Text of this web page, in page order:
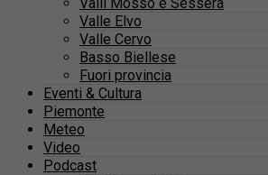
Valle Elvo
Valle Cervo
Basso Biellese
Fuori provincia
Eventi & Cultura
Piemonte
Meteo
Video
Podcast